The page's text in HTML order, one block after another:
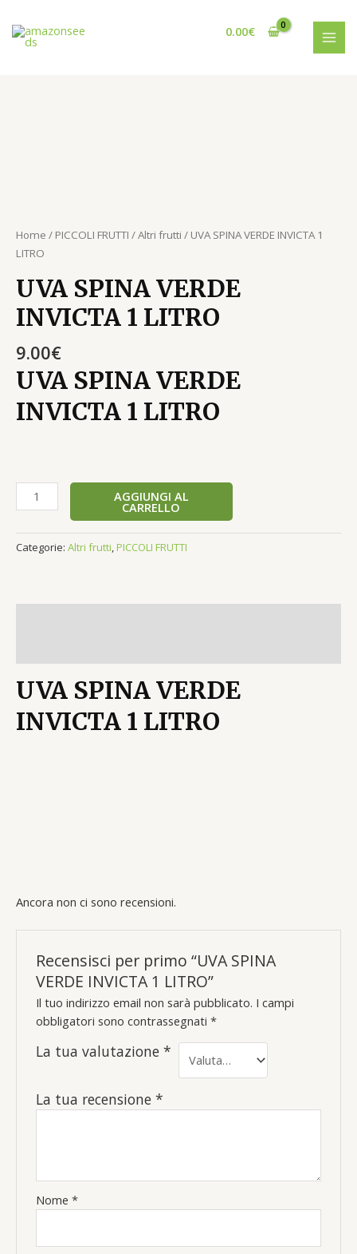
contenuto
0.00€
Home / PICCOLI FRUTTI /Altri frutti / UVA SPINA VERDE INVICTA 1
LITRO
UVA SPINA VERDE
INVICTA 1 LITRO
9.00€
UVA SPINA VERDE
INVICTA 1 LITRO
AGGIUNGI AL
CARRELLO
Categorie: Altri frutti,PICCOLI FRUTTI
UVA SPINA VERDE
INVICTA 1 LITRO
Ancora non ci sono recensioni.
Recensisci per primo “UVA SPINA
VERDE INVICTA 1 LITRO”
Il tuo indirizzo email non sarà pubblicato. I campi
obbligatori sono contrassegnati*
La tua valutazione*
La tua recensione*
Nome*